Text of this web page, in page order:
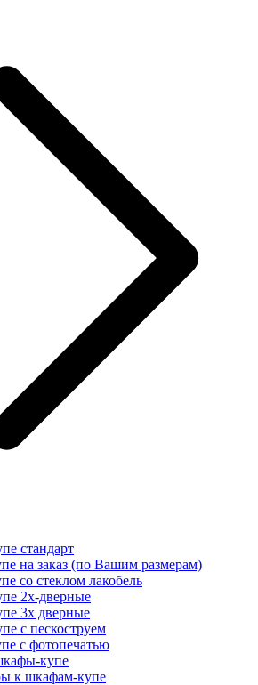
стандарт
на заказ (по Вашим размерам)
со стеклом лакобель
2х-дверные
3х дверные
с пескоструем
с фотопечатью
купе
к шкафам-купе